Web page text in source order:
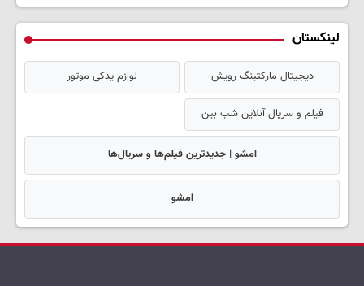
لینکستان
دیجیتال مارکتینگ رویش لوازم یدکی موتور
فیلم و سریال آنلاین شب بین
امشو | جدیدترین فیلم‌ها و سریال‌ها
امشو